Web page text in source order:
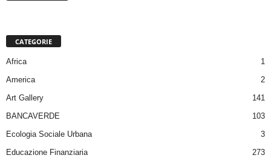
CATEGORIE
Africa
1
America
2
Art Gallery
141
BANCAVERDE
103
Ecologia Sociale Urbana
3
Educazione Finanziaria
273